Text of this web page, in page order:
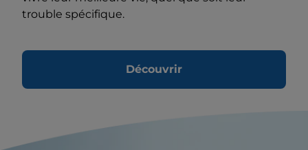
trouble spécifique.
Découvrir